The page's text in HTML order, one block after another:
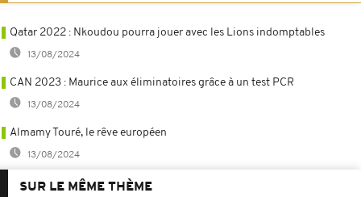
Qatar 2022 : Nkoudou pourra jouer avec les Lions indomptables
13/08/2024
CAN 2023 : Maurice aux éliminatoires grâce à un test PCR
13/08/2024
Almamy Touré, le rêve européen
13/08/2024
SUR LE MÊME THÈME